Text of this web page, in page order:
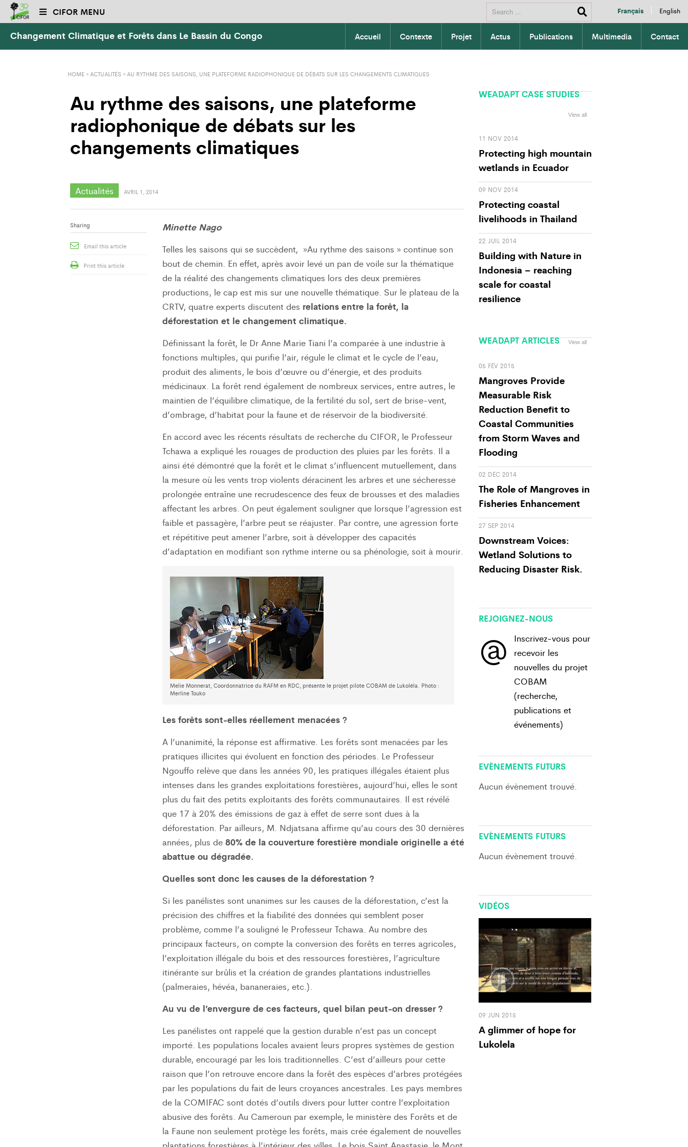
CIFOR MENU Français English
Changement Climatique et Forêts dans Le Bassin du Congo Accueil Contexte Projet Actus Publications Multimedia Contact
HOME » ACTUALITÉS » AU RYTHME DES SAISONS, UNE PLATEFORME RADIOPHONIQUE DE DÉBATS SUR LES CHANGEMENTS CLIMATIQUES
Au rythme des saisons, une plateforme
radiophonique de débats sur les
changements climatiques
Actualités AVRIL 1, 2014
Minette Nago
Telles les saisons qui se succèdent, »Au rythme des saisons » continue son
bout de chemin. En effet, après avoir levé un pan de voile sur la thématique
de la réalité des changements climatiques lors des deux premières
productions, le cap est mis sur une nouvelle thématique. Sur le plateau de la
CRTV, quatre experts discutent des relations entre la forêt, la
déforestation et le changement climatique.
Définissant la forêt, le Dr Anne Marie Tiani l’a comparée à une industrie à
fonctions multiples, qui purifie l’air, régule le climat et le cycle de l’eau,
produit des aliments, le bois d’œuvre ou d’énergie, et des produits
médicinaux. La forêt rend également de nombreux services, entre autres, le
maintien de l’équilibre climatique, de la fertilité du sol, sert de brise-vent,
d’ombrage, d’habitat pour la faune et de réservoir de la biodiversité.
En accord avec les récents résultats de recherche du CIFOR, le Professeur
Tchawa a expliqué les rouages de production des pluies par les forêts. Il a
ainsi été démontré que la forêt et le climat s’influencent mutuellement, dans
la mesure où les vents trop violents déracinent les arbres et une sécheresse
prolongée entraîne une recrudescence des feux de brousses et des maladies
affectant les arbres. On peut également souligner que lorsque l’agression est
faible et passagère, l’arbre peut se réajuster. Par contre, une agression forte
et répétitive peut amener l’arbre, soit à développer des capacités
d’adaptation en modifiant son rythme interne ou sa phénologie, soit à mourir.
Melie Monnerat, Coordonnatrice du RAFM en RDC, présente le projet pilote COBAM de Lukoléla. Photo :
Merline Touko
Les forêts sont-elles réellement menacées ?
A l’unanimité, la réponse est affirmative. Les forêts sont menacées par les
pratiques illicites qui évoluent en fonction des périodes. Le Professeur
Ngouffo relève que dans les années 90, les pratiques illégales étaient plus
intenses dans les grandes exploitations forestières, aujourd’hui, elles le sont
plus du fait des petits exploitants des forêts communautaires. Il est révélé
que 17 à 20% des émissions de gaz à effet de serre sont dues à la
déforestation. Par ailleurs, M. Ndjatsana affirme qu’au cours des 30 dernières
années, plus de 80% de la couverture forestière mondiale originelle a été
abattue ou dégradée.
Quelles sont donc les causes de la déforestation ?
Si les panélistes sont unanimes sur les causes de la déforestation, c’est la
précision des chiffres et la fiabilité des données qui semblent poser
problème, comme l’a souligné le Professeur Tchawa. Au nombre des
principaux facteurs, on compte la conversion des forêts en terres agricoles,
l’exploitation illégale du bois et des ressources forestières, l’agriculture
itinérante sur brûlis et la création de grandes plantations industrielles
(palmeraies, hévéa, bananeraies, etc.).
Au vu de l’envergure de ces facteurs, quel bilan peut-on dresser ?
Les panélistes ont rappelé que la gestion durable n’est pas un concept
importé. Les populations locales avaient leurs propres systèmes de gestion
durable, encouragé par les lois traditionnelles. C’est d’ailleurs pour cette
raison que l’on retrouve encore dans la forêt des espèces d’arbres protégées
par les populations du fait de leurs croyances ancestrales. Les pays membres
de la COMIFAC sont dotés d’outils divers pour lutter contre l’exploitation
abusive des forêts. Au Cameroun par exemple, le ministère des Forêts et de
la Faune non seulement protège les forêts, mais crée également de nouvelles
Sharing
Email this article
Print this article
WEADAPT CASE STUDIES
View all
11 NOV 2014
Protecting high mountain
wetlands in Ecuador
09 NOV 2014
Protecting coastal
livelihoods in Thailand
22 JUIL 2014
Building with Nature in
Indonesia – reaching
scale for coastal
resilience
WEADAPT ARTICLES View all
05 FÉV 2015
Mangroves Provide
Measurable Risk
Reduction Benefit to
Coastal Communities
from Storm Waves and
Flooding
02 DÉC 2014
The Role of Mangroves in
Fisheries Enhancement
27 SEP 2014
Downstream Voices:
Wetland Solutions to
Reducing Disaster Risk.
REJOIGNEZ-NOUS
@
Inscrivez-vous pour
recevoir les
nouvelles du projet
COBAM
(recherche,
publications et
événements)
EVÈNEMENTS FUTURS
Aucun évènement trouvé.
EVÈNEMENTS FUTURS
Aucun évènement trouvé.
VIDÉOS
09 JUN 2015
A glimmer of hope for
Lukolela